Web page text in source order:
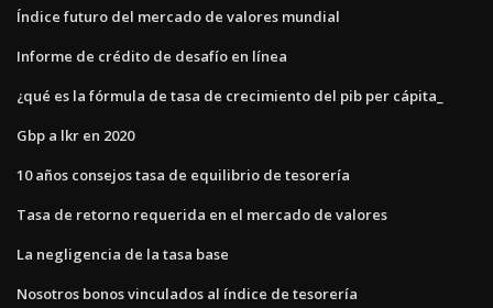
Índice futuro del mercado de valores mundial
Informe de crédito de desafío en línea
¿qué es la fórmula de tasa de crecimiento del pib per cápita_
Gbp a lkr en 2020
10 años consejos tasa de equilibrio de tesorería
Tasa de retorno requerida en el mercado de valores
La negligencia de la tasa base
Nosotros bonos vinculados al índice de tesorería